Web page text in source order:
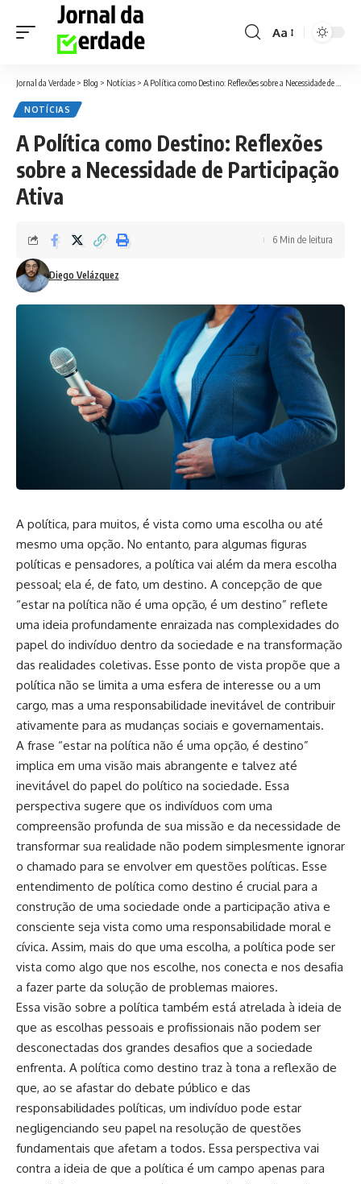
Font
Aa
Jornal da Verdade > Blog > Notícias > A Política como Destino: Reflexões sobre a Necessidade de Participação Ativa
NOTÍCIAS
A Política como Destino: Reflexões
sobre a Necessidade de Participação
Ativa
Diego Velázquez
6 Min de leitura
A política, para muitos, é vista como uma escolha ou até
mesmo uma opção. No entanto, para algumas figuras
políticas e pensadores, a política vai além da mera escolha
pessoal; ela é, de fato, um destino. A concepção de que
“estar na política não é uma opção, é um destino” reflete
uma ideia profundamente enraizada nas complexidades do
papel do indivíduo dentro da sociedade e na transformação
das realidades coletivas. Esse ponto de vista propõe que a
política não se limita a uma esfera de interesse ou a um
cargo, mas a uma responsabilidade inevitável de contribuir
ativamente para as mudanças sociais e governamentais.
A frase “estar na política não é uma opção, é destino”
implica em uma visão mais abrangente e talvez até
inevitável do papel do político na sociedade. Essa
perspectiva sugere que os indivíduos com uma
compreensão profunda de sua missão e da necessidade de
transformar sua realidade não podem simplesmente ignorar
o chamado para se envolver em questões políticas. Esse
entendimento de política como destino é crucial para a
construção de uma sociedade onde a participação ativa e
consciente seja vista como uma responsabilidade moral e
cívica. Assim, mais do que uma escolha, a política pode ser
vista como algo que nos escolhe, nos conecta e nos desafia
a fazer parte da solução de problemas maiores.
Essa visão sobre a política também está atrelada à ideia de
que as escolhas pessoais e profissionais não podem ser
desconectadas dos grandes desafios que a sociedade
enfrenta. A política como destino traz à tona a reflexão de
que, ao se afastar do debate público e das
responsabilidades políticas, um indivíduo pode estar
negligenciando seu papel na resolução de questões
fundamentais que afetam a todos. Essa perspectiva vai
contra a ideia de que a política é um campo apenas para